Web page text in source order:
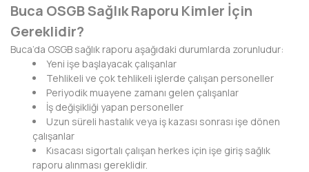
BİNGÖL
BİTLİS
BOLU
BURDUR
BURSA
ÇANAKKALE
Buca OSGB Sağlık Raporu Kimler İçin
Gereklidir?
Buca’da OSGB sağlık raporu aşağıdaki durumlarda zorunludur:
Yeni işe başlayacak çalışanlar
Tehlikeli ve çok tehlikeli işlerde çalışan personeller
Periyodik muayene zamanı gelen çalışanlar
İş değişikliği yapan personeller
Uzun süreli hastalık veya iş kazası sonrası işe dönen
çalışanlar
Kısacası sigortalı çalışan herkes için işe giriş sağlık
raporu alınması gereklidir.